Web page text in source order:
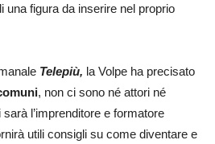
una figura da inserire nel proprio
Telepiù, la Volpe ha precisato
, non ci sono né attori né
l’imprenditore e formatore
utili consigli su come diventare e